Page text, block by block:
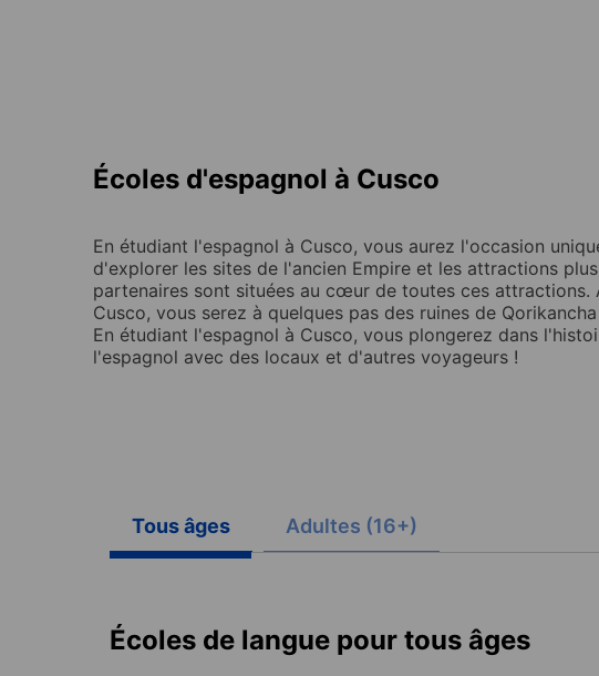
Écoles d'espagnol à Cusco
En étudiant l'espagnol à Cusco, vous aurez l'occasion
d'explorer les sites de l'ancien Empire et les attractions
partenaires sont situées au cœur de toutes ces attractions.
Cusco, vous serez à quelques pas des ruines de
En étudiant l'espagnol à Cusco, vous plongerez dans
l'espagnol avec des locaux et d'autres voyageurs !
Tous âges Adultes (16+)
Écoles de langue pour tous âges